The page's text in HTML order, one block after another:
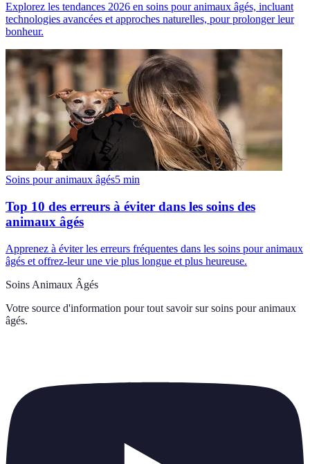
Explorez les tendances 2026 en soins pour animaux âgés, incluant
technologies avancées et approches naturelles, pour prolonger leur
bonheur.
Soins pour animaux âgés5 min
Top 10 des erreurs à éviter dans les soins des
animaux âgés
Apprenez à éviter les erreurs fréquentes dans les soins pour animaux
âgés et offrez-leur une vie plus longue et plus heureuse.
Soins Animaux Âgés
Votre source d'information pour tout savoir sur soins pour animaux
âgés.